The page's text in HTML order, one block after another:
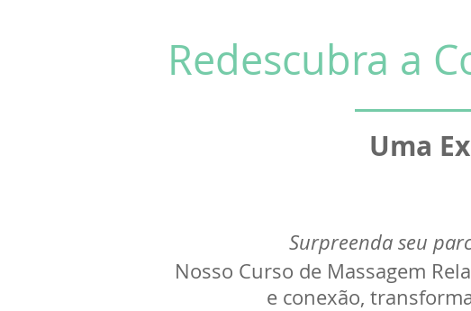
Redescubra a
Uma
Surpreenda seu
Nosso Curso de Massagem
e conexão,